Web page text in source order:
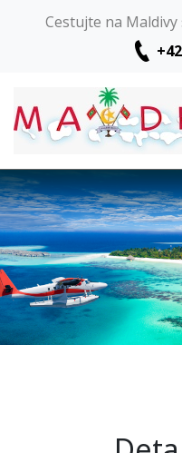
Cestujte na